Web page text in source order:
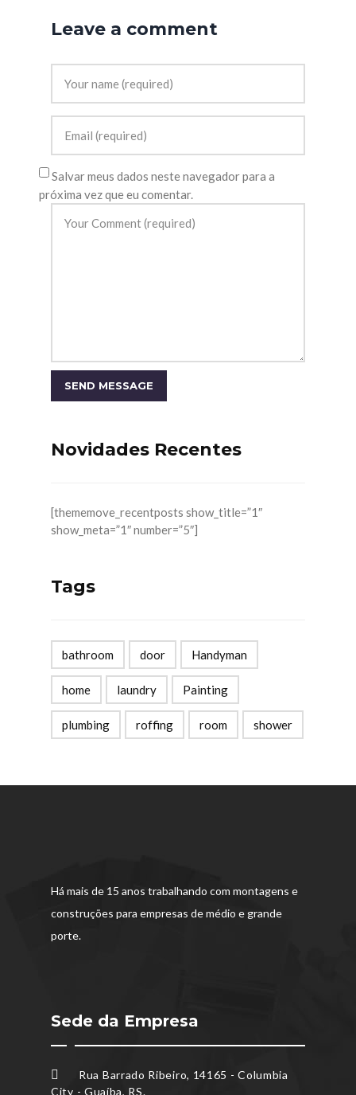
Leave a comment
Salvar meus dados neste navegador para a
próxima vez que eu comentar.
Novidades Recentes
[thememove_recentposts show_title=”1″
show_meta=”1″ number=”5″]
Tags
bathroom door Handyman
home laundry Painting
plumbing roffing room shower
Há mais de 15 anos trabalhando com montagens e
construções para empresas de médio e grande
porte.
Sede da Empresa
Rua Barrado Ribeiro, 14165 - Columbia
City - Guaíba, RS.